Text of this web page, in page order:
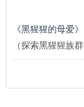
《黑猩猩的母爱》
（探索黑猩猩族